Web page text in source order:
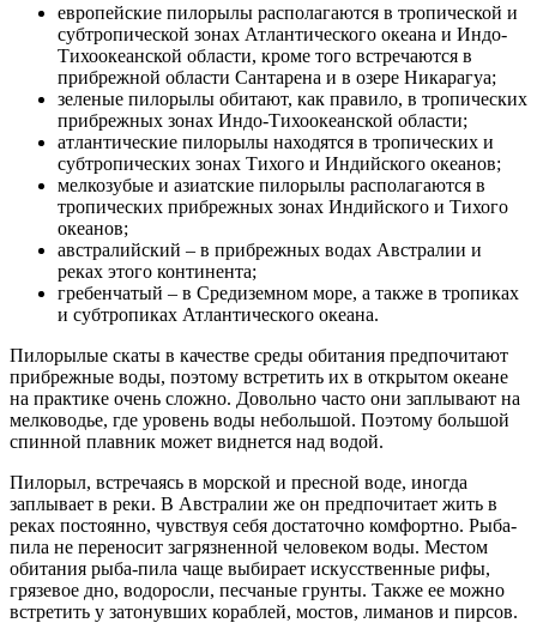
европейские пилорылы располагаются в тропической и
субтропической зонах Атлантического океана и Индо-
Тихоокеанской области, кроме того встречаются в
прибрежной области Сантарена и в озере Никарагуа;
зеленые пилорылы обитают, как правило, в тропических
прибрежных зонах Индо-Тихоокеанской области;
атлантические пилорылы находятся в тропических и
субтропических зонах Тихого и Индийского океанов;
мелкозубые и азиатские пилорылы располагаются в
тропических прибрежных зонах Индийского и Тихого
океанов;
австралийский – в прибрежных водах Австралии и
реках этого континента;
гребенчатый – в Средиземном море, а также в тропиках
и субтропиках Атлантического океана.
Пилорылые скаты в качестве среды обитания предпочитают
прибрежные воды, поэтому встретить их в открытом океане
на практике очень сложно. Довольно часто они заплывают на
мелководье, где уровень воды небольшой. Поэтому большой
спинной плавник может виднется над водой.
Пилорыл, встречаясь в морской и пресной воде, иногда
заплывает в реки. В Австралии же он предпочитает жить в
реках постоянно, чувствуя себя достаточно комфортно. Рыба-
пила не переносит загрязненной человеком воды. Местом
обитания рыба-пила чаще выбирает искусственные рифы,
грязевое дно, водоросли, песчаные грунты. Также ее можно
встретить у затонувших кораблей, мостов, лиманов и пирсов.